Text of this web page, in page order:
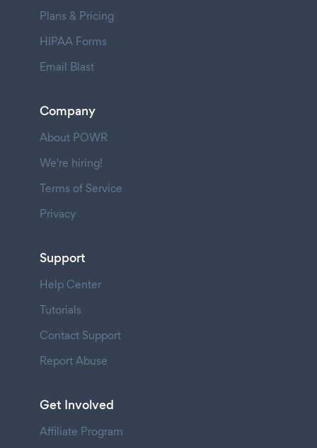
Plans & Pricing
HIPAA Forms
Email Blast
Company
About POWR
We're hiring!
Terms of Service
Privacy
Support
Help Center
Tutorials
Contact Support
Report Abuse
Get Involved
Affiliate Program